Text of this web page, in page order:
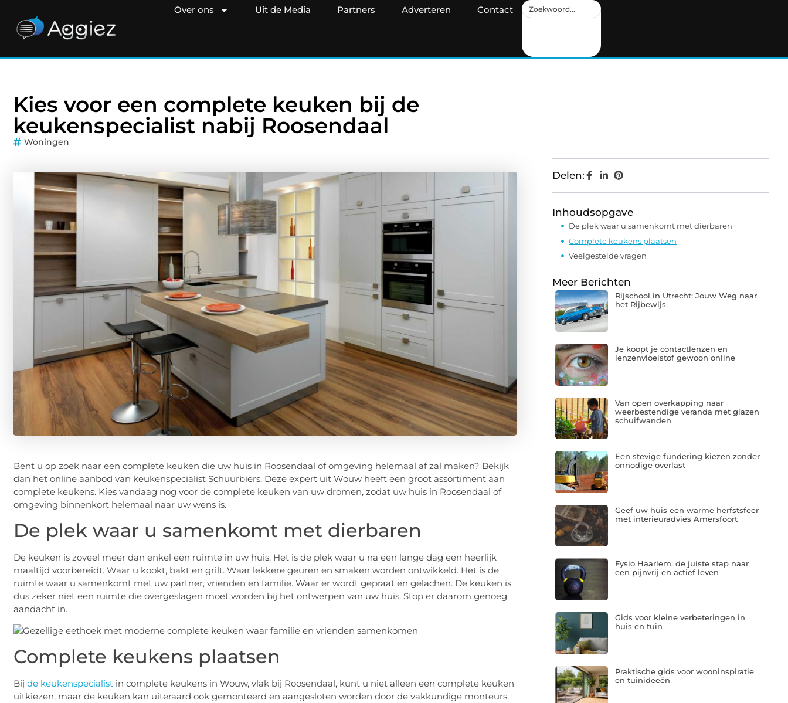
Over ons Uit de Media Partners Adverteren Contact
Kies voor een complete keuken bij de
keukenspecialist nabij Roosendaal
Woningen
Bent u op zoek naar een complete keuken die uw huis in Roosendaal of omgeving helemaal af zal maken? Bekijk
dan het online aanbod van keukenspecialist Schuurbiers. Deze expert uit Wouw heeft een groot assortiment aan
complete keukens. Kies vandaag nog voor de complete keuken van uw dromen, zodat uw huis in Roosendaal of
omgeving binnenkort helemaal naar uw wens is.
De plek waar u samenkomt met dierbaren
De keuken is zoveel meer dan enkel een ruimte in uw huis. Het is de plek waar u na een lange dag een heerlijk
maaltijd voorbereidt. Waar u kookt, bakt en grilt. Waar lekkere geuren en smaken worden ontwikkeld. Het is de
ruimte waar u samenkomt met uw partner, vrienden en familie. Waar er wordt gepraat en gelachen. De keuken is
dus zeker niet een ruimte die overgeslagen moet worden bij het ontwerpen van uw huis. Stop er daarom genoeg
aandacht in.
Complete keukens plaatsen
Bij de keukenspecialist in complete keukens in Wouw, vlak bij Roosendaal, kunt u niet alleen een complete keuken
uitkiezen, maar de keuken kan uiteraard ook gemonteerd en aangesloten worden door de vakkundige monteurs.
Delen:
Inhoudsopgave
De plek waar u samenkomt met dierbaren
Complete keukens plaatsen
Veelgestelde vragen
Meer Berichten
Rijschool in Utrecht: Jouw Weg naar
het Rijbewijs
Je koopt je contactlenzen en
lenzenvloeistof gewoon online
Van open overkapping naar
weerbestendige veranda met glazen
schuifwanden
Een stevige fundering kiezen zonder
onnodige overlast
Geef uw huis een warme herfstsfeer
met interieuradvies Amersfoort
Fysio Haarlem: de juiste stap naar
een pijnvrij en actief leven
Gids voor kleine verbeteringen in
huis en tuin
Praktische gids voor wooninspiratie
en tuinideeën